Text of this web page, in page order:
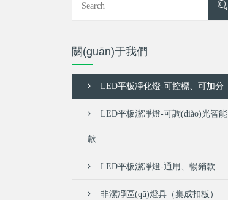
關(guān)于我們
LED平板凈化燈-可控標、可加分
LED平板潔凈燈-可調(diào)光智能
款
LED平板潔凈燈-通用、暢銷款
非潔凈區(qū)燈具（集成扣板）